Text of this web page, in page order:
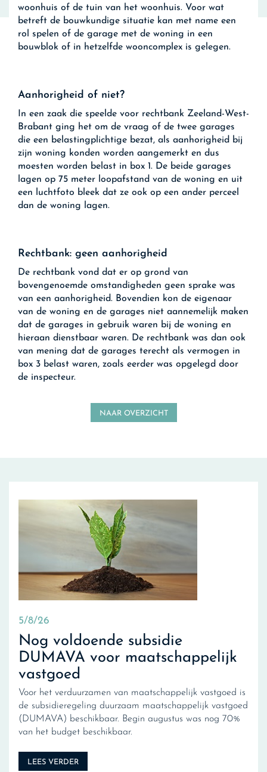
woonhuis of de tuin van het woonhuis. Voor wat
betreft de bouwkundige situatie kan met name een
rol spelen of de garage met de woning in een
bouwblok of in hetzelfde wooncomplex is gelegen.
Aanhorigheid of niet?
In een zaak die speelde voor rechtbank Zeeland-West-
Brabant ging het om de vraag of de twee garages
die een belastingplichtige bezat, als aanhorigheid bij
zijn woning konden worden aangemerkt en dus
moesten worden belast in box 1. De beide garages
lagen op 75 meter loopafstand van de woning en uit
een luchtfoto bleek dat ze ook op een ander perceel
dan de woning lagen.
Rechtbank: geen aanhorigheid
De rechtbank vond dat er op grond van
bovengenoemde omstandigheden geen sprake was
van een aanhorigheid. Bovendien kon de eigenaar
van de woning en de garages niet aannemelijk maken
dat de garages in gebruik waren bij de woning en
hieraan dienstbaar waren. De rechtbank was dan ook
van mening dat de garages terecht als vermogen in
box 3 belast waren, zoals eerder was opgelegd door
de inspecteur.
NAAR OVERZICHT
5/8/26
Nog voldoende subsidie
DUMAVA voor maatschappelijk
vastgoed
Voor het verduurzamen van maatschappelijk vastgoed is
de subsidieregeling duurzaam maatschappelijk vastgoed
(DUMAVA) beschikbaar. Begin augustus was nog 70%
van het budget beschikbaar.
LEES VERDER